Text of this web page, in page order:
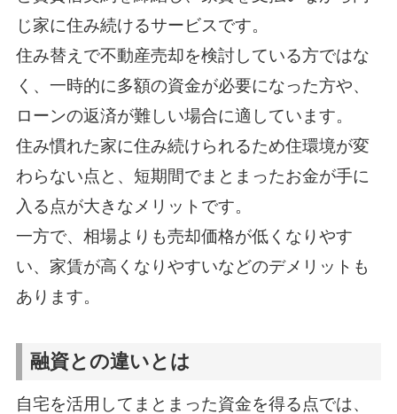
じ家に住み続けるサービスです。
住み替えで不動産売却を検討している方ではな
く、一時的に多額の資金が必要になった方や、
ローンの返済が難しい場合に適しています。
住み慣れた家に住み続けられるため住環境が変
わらない点と、短期間でまとまったお金が手に
入る点が大きなメリットです。
一方で、相場よりも売却価格が低くなりやす
い、家賃が高くなりやすいなどのデメリットも
あります。
融資との違いとは
自宅を活用してまとまった資金を得る点では、